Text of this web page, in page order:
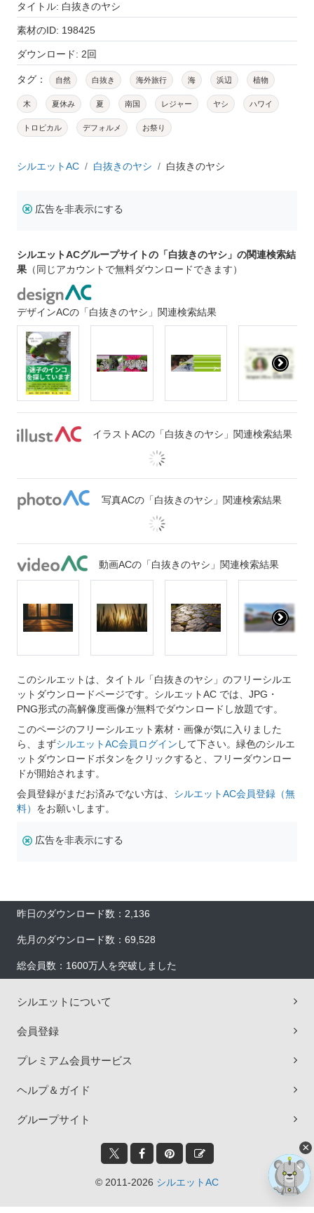
タイトル: 白抜きのヤシ
素材のID: 198425
ダウンロード: 2回
タグ： 自然 白抜き 海外旅行 海 浜辺 植物
木 夏休み 夏 南国 レジャー ヤシ ハワイ
トロピカル デフォルメ お祭り
シルエットAC 白抜きのヤシ 白抜きのヤシ
広告を非表示にする
シルエットACグループサイトの「白抜きのヤシ」の関連検索結
果 （同じアカウントで無料ダウンロードできます）
デザインACの「白抜きのヤシ」関連検索結果
イラストACの「白抜きのヤシ」関連検索結果
写真ACの「白抜きのヤシ」関連検索結果
動画ACの「白抜きのヤシ」関連検索結果
このシルエットは、タイトル「白抜きのヤシ」のフリーシルエ
ットダウンロードページです。シルエットAC では、JPG・
PNG形式の高解像度画像が無料でダウンロードし放題です。
このページのフリーシルエット素材・画像が気に入りました
ら、まずシルエットAC会員ログイン して下さい。緑色のシルエ
ットダウンロードボタンをクリックすると、フリーダウンロー
ドが開始されます。
会員登録がまだお済みでない方は、 シルエットAC会員登録（無
料） をお願いします。
広告を非表示にする
昨日のダウンロード数：2,136
先月のダウンロード数：69,528
総会員数：1600万人を突破しました
シルエットについて
会員登録
プレミアム会員サービス
ヘルプ＆ガイド
グループサイト
© 2011-2026 シルエットAC
×